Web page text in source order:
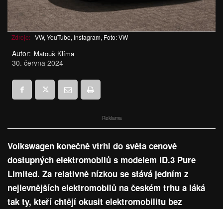
Zdroje: VW, YouTube, Instagram, Foto: VW
Autor: Matouš Klíma
30. června 2024
Reklama
Volkswagen konečně vtrhl do světa cenově
dostupných elektromobilů s modelem ID.3 Pure
Limited. Za relativně nízkou se stává jedním z
nejlevnějších elektromobilů na českém trhu a láká
tak ty, kteří chtějí okusit elektromobilitu bez